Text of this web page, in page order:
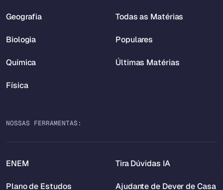
Geografia
Biologia
Química
Física
Todas as Matérias
Populares
Últimas Matérias
NOSSAS FERRAMENTAS:
ENEM
Plano de Estudos
Tira Dúvidas IA
Ajudante de Dever de Casa